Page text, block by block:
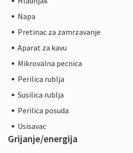
Napa
Pretinac za zamrzavanje
Aparat za kavu
Mikrovalna pecnica
Perilica rublja
Susilica rublja
Perilica posuda
Usisavac
Grijanje/energija